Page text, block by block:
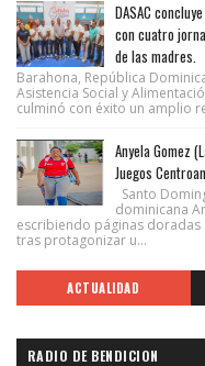
DASAC
con cuatro
de las madres.
Barahona, República
Asistencia Social y
culminó con éxito un amplio
Anyela Gomez
Juegos
Santo
dominicana
escribiendo páginas
tras protagonizar u...
ACTUALIDAD
RADIO DE BENDICION